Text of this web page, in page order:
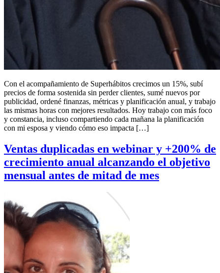
Con el acompañamiento de Superhábitos crecimos un 15%, subí
precios de forma sostenida sin perder clientes, sumé nuevos por
publicidad, ordené finanzas, métricas y planificación anual, y trabajo
las mismas horas con mejores resultados. Hoy trabajo con más foco
y constancia, incluso compartiendo cada mañana la planificación
con mi esposa y viendo cómo eso impacta […]
Ventas duplicadas en webinar y +200% de
crecimiento anual alcanzando el objetivo
mensual antes de mitad de mes